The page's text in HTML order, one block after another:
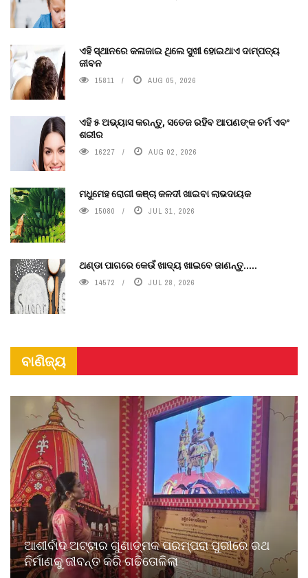
ଏହି ସ୍ଥାନରେ କଳାଜାଇ ଥିଲେ ସୁଖୀ ହୋଇଥାଏ ଦାମ୍ପତ୍ୟ
ଜୀବନ
15811 AUG 05, 2026
ଏହି ୫ ଅଭ୍ୟାସ କରନ୍ତୁ, ସତେଜ ରହିବ ଆପଣଙ୍କ ଚର୍ମ ଏବଂ
ଶରୀର
16227 AUG 02, 2026
ମଧୁମେହ ରୋଗୀ କଞ୍ଚା କଳଦୀ ଖାଇବା ଲାଭଦାୟକ
15080 JUL 31, 2026
ଥଣ୍ଡା ପାଗରେ କେଉଁ ଖାଦ୍ୟ ଖାଇବେ ଜାଣନ୍ତୁ.....
14572 JUL 28, 2026
ବାଣିଜ୍ୟ
ଆଶୀର୍ବାଦ ଅଟ୍ଟାର ଗୁଣାତ୍ମକ ପରମ୍ପରା ପୁରୀରେ ରଥ
ନିର୍ମାଣକୁ ଜୀବନ୍ତ କରି ଗଢିତୋଳିଲା